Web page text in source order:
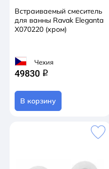
Встраиваемый смеситель
для ванны Ravak Eleganta
X070220 (хром)
Чехия
49830 q
В корзину